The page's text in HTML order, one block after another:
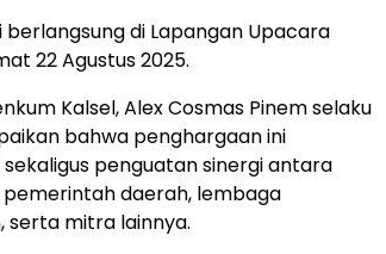
di Lapangan Upacara
22 Agustus 2025.
Kalsel, Alex Cosmas Pinem selaku
bahwa penghargaan ini
penguatan sinergi antara
daerah, lembaga
serta mitra lainnya.